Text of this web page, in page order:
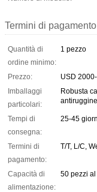
Termini di
Quantità di
ordine minimo:
1 pezzo
Prezzo:
USD
Imballaggi
particolari:
Robusta
Tempi di
consegna:
25-45
Termini di
pagamento:
T/T, L/C,
Capacità di
alimentazione:
50 pezzi al